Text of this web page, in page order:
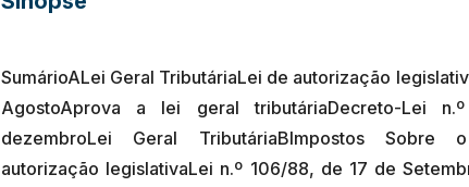
SumárioALei Geral TributáriaLei de autorização
AgostoAprova a lei geral tributáriaDecreto-Lei
dezembroLei Geral TributáriaBImpostos Sobre
autorização legislativaLei n.º 106/88, de 17 de